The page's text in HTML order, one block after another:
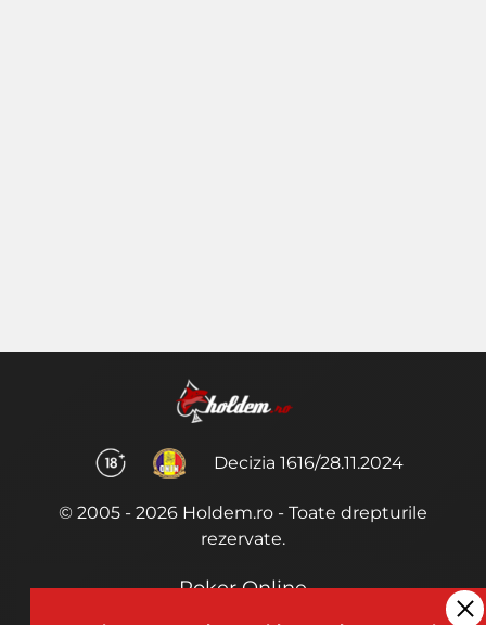
Decizia 1616/28.11.2024
© 2005 - 2026 Holdem.ro - Toate drepturile
rezervate.
Poker Online